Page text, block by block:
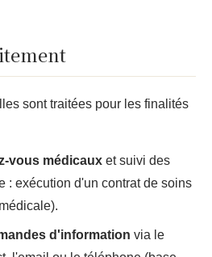
sont traitées pour les finalités
vous médicaux et suivi des
: exécution d'un contrat de soins
d'information via le